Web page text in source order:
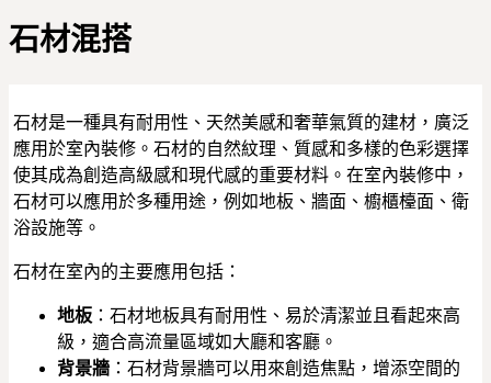
石材混搭
石材是一種具有耐用性、天然美感和奢華氣質的建材，廣泛
應用於室內裝修。石材的自然紋理、質感和多樣的色彩選擇
使其成為創造高級感和現代感的重要材料。在室內裝修中，
石材可以應用於多種用途，例如地板、牆面、櫥櫃檯面、衛
浴設施等。
石材在室內的主要應用包括：
地板 ：石材地板具有耐用性、易於清潔並且看起來高
級，適合高流量區域如大廳和客廳。
背景牆 ：石材背景牆可以用來創造焦點，增添空間的